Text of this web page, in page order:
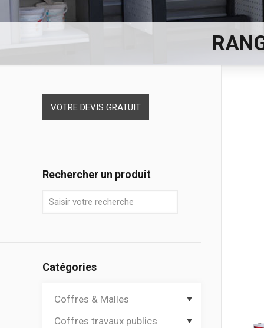
VOTRE DEVIS GRATUIT
Rechercher un produit
Catégories
Coffres & Malles
Coffres de chantier
Coffres travaux publics